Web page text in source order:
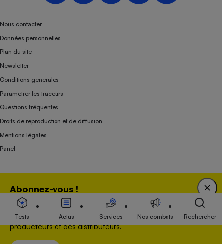
Abonnez-vous !
Bénéficiez d'une expertise unique tout en soutenant
une association 100 % indépendante de l'Etat, des
producteurs et des distributeurs.
Nous contacter
Données personnelles
Plan du site
Newsletter
Conditions générales
Paramétrer les traceurs
Questions fréquentes
Droits de reproduction et de diffusion
Mentions légales
Panel
Association indépendante de l’État, des syndicats, des producteurs et des
distributeurs depuis 1951.
Tests Actus Services Nos combats Rechercher